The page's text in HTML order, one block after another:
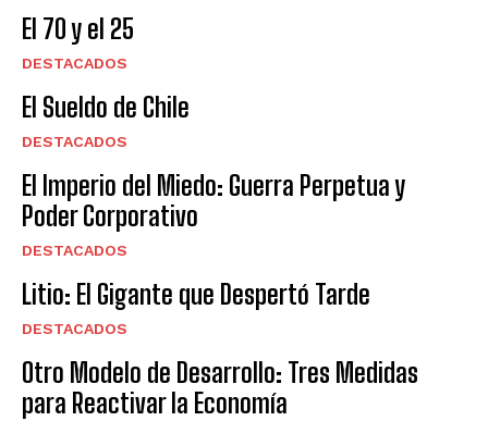
El 70 y el 25
DESTACADOS
El Sueldo de Chile
DESTACADOS
El Imperio del Miedo: Guerra Perpetua y
Poder Corporativo
DESTACADOS
Litio: El Gigante que Despertó Tarde
DESTACADOS
Otro Modelo de Desarrollo: Tres Medidas
para Reactivar la Economía